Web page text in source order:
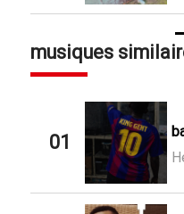
musiques
01